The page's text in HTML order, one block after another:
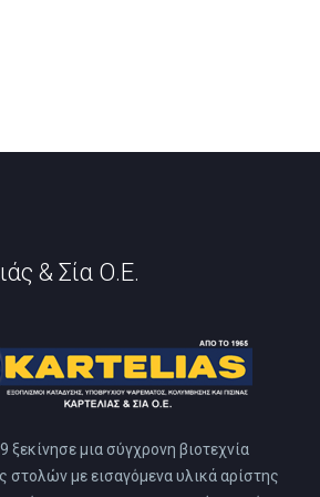
& Σία Ο.Ε.
ξεκίνησε μια σύγχρονη βιοτεχνία
στολών με εισαγόμενα υλικά αρίστης